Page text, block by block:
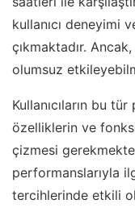
kullanıcı deneyimi
çıkmaktadır.
olumsuz
Kullanıcıların bu
özelliklerin ve
çizmesi
performanslarıyla
tercihlerinde etkili